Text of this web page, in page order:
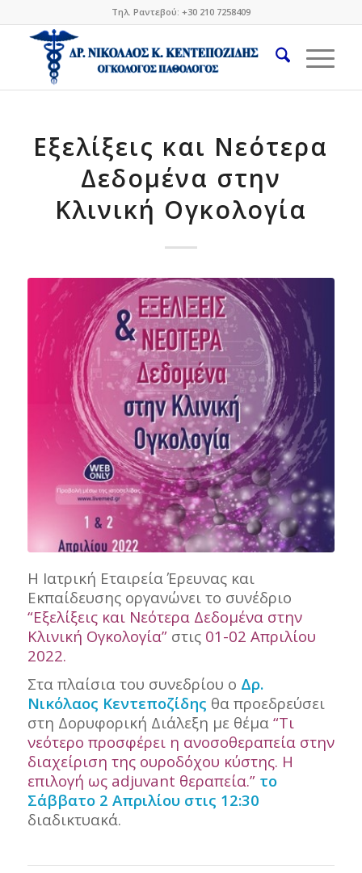
Τηλ. Ραντεβού: +30 210 7258409
Εξελίξεις και Νεότερα
Δεδομένα στην
Κλινική Ογκολογία
Η Ιατρική Εταιρεία Έρευνας και
Εκπαίδευσης οργανώνει το συνέδριο
“Εξελίξεις και Νεότερα Δεδομένα στην
Κλινική Ογκολογία”στις 01-02 Απριλίου
2022.
Στα πλαίσια του συνεδρίου ο Δρ.
Νικόλαος Κεντεποζίδης θα προεδρεύσει
στη Δορυφορική Διάλεξη με θέμα “Τι
νεότερο προσφέρει η ανοσοθεραπεία στην
διαχείριση της ουροδόχου κύστης. Η
επιλογή ως adjuvant θεραπεία.” το
Σάββατο 2 Απριλίου στις 12:30
διαδικτυακά.